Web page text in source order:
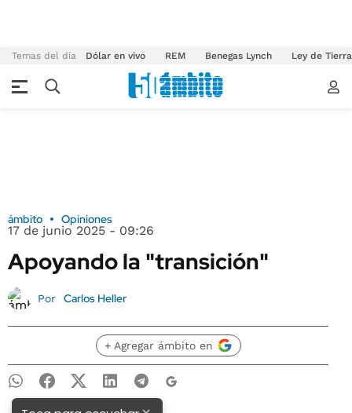
Temas del día Dólar en vivo REM Benegas Lynch Ley de
ámbito Opiniones
17 de junio 2025 - 09:26
Apoyando la "transición"
Por Carlos Heller
+ Agregar ámbito en